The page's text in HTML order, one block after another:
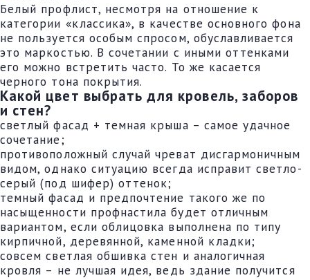
Белый профлист, несмотря на отношение к
категории «классика», в качестве основного фона
не пользуется особым спросом, обуславливается
это маркостью. В сочетании с иными оттенками
его можно встретить часто. То же касается
черного тона покрытия.
Какой цвет выбрать для кровель, заборов
и стен?
светлый фасад + темная крыша – самое удачное
сочетание;
противоположный случай чреват дисгармоничным
видом, однако ситуацию всегда исправит светло-
серый (под шифер) оттенок;
темный фасад и предпочтение такого же по
насыщенности профнастила будет отличным
вариантом, если облицовка выполнена по типу
кирпичной, деревянной, каменной кладки;
совсем светлая обшивка стен и аналогичная
кровля – не лучшая идея, ведь здание получится